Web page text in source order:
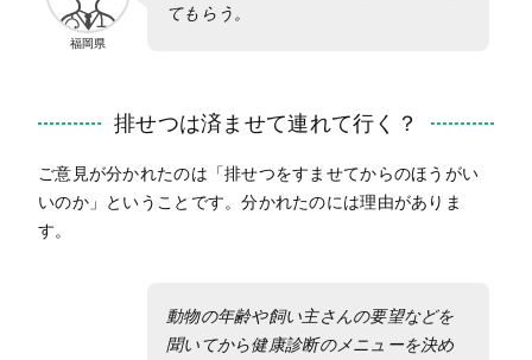
福岡県
てもらう。
排せつは済ませて連れて行く？
ご意見が分かれたのは「排せつをすませてからのほうがい
いのか」ということです。分かれたのには理由がありま
す。
動物の年齢や飼い主さんの要望などを
聞いてから健康診断のメニューを決め